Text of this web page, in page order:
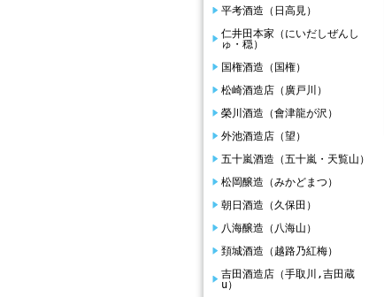
平考酒造（日高見）
仁井田本家（にいだしぜんし
ゅ・穏）
国権酒造（国権）
松崎酒造店（廣戸川）
榮川酒造（會津龍が沢）
外池酒造店（望）
五十嵐酒造（五十嵐・天覧山）
松岡醸造（みかどまつ）
朝日酒造（久保田）
八海醸造（八海山）
頚城酒造（越路乃紅梅）
吉田酒造店（手取川,吉田蔵
u）